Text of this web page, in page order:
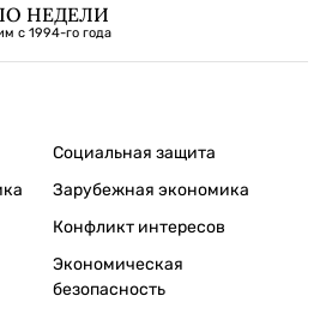
НЕДЕЛИ
с 1994-го года
Социальная защита
Зарубежная экономика
Конфликт интересов
Экономическая
безопасность